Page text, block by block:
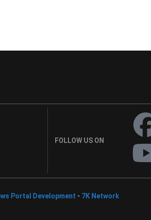
FOLLOW US ON
Portal Development - 7K Network